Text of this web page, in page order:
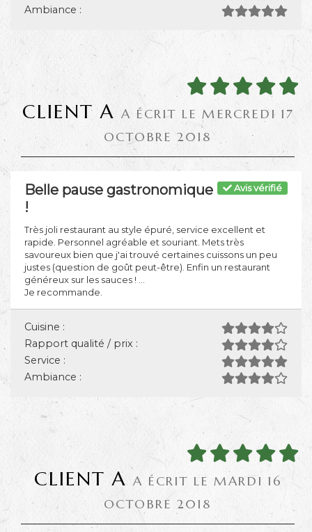
Ambiance :
CLIENT A A ÉCRIT LE MERCREDI 17
OCTOBRE 2018
Avis vérifié
Belle pause gastronomique
!
Très joli restaurant au style épuré, service excellent et
rapide. Personnel agréable et souriant. Mets très
savoureux bien que j'ai trouvé certaines cuissons un peu
justes (question de goût peut-être). Enfin un restaurant
généreux sur les sauces ! ...
Je recommande.
Cuisine :
Rapport qualité / prix :
Service :
Ambiance :
CLIENT A A ÉCRIT LE MARDI 16
OCTOBRE 2018